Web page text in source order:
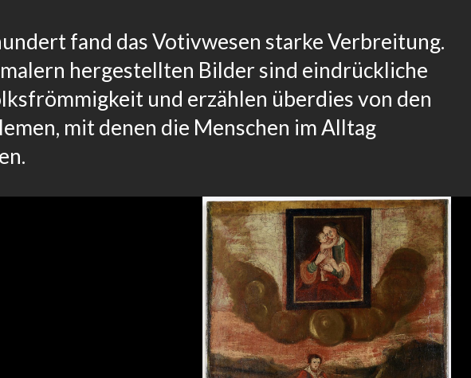
fand das Votivwesen starke Verbreitung.
hergestellten Bilder sind eindrückliche
und erzählen überdies von den
mit denen die Menschen im Alltag